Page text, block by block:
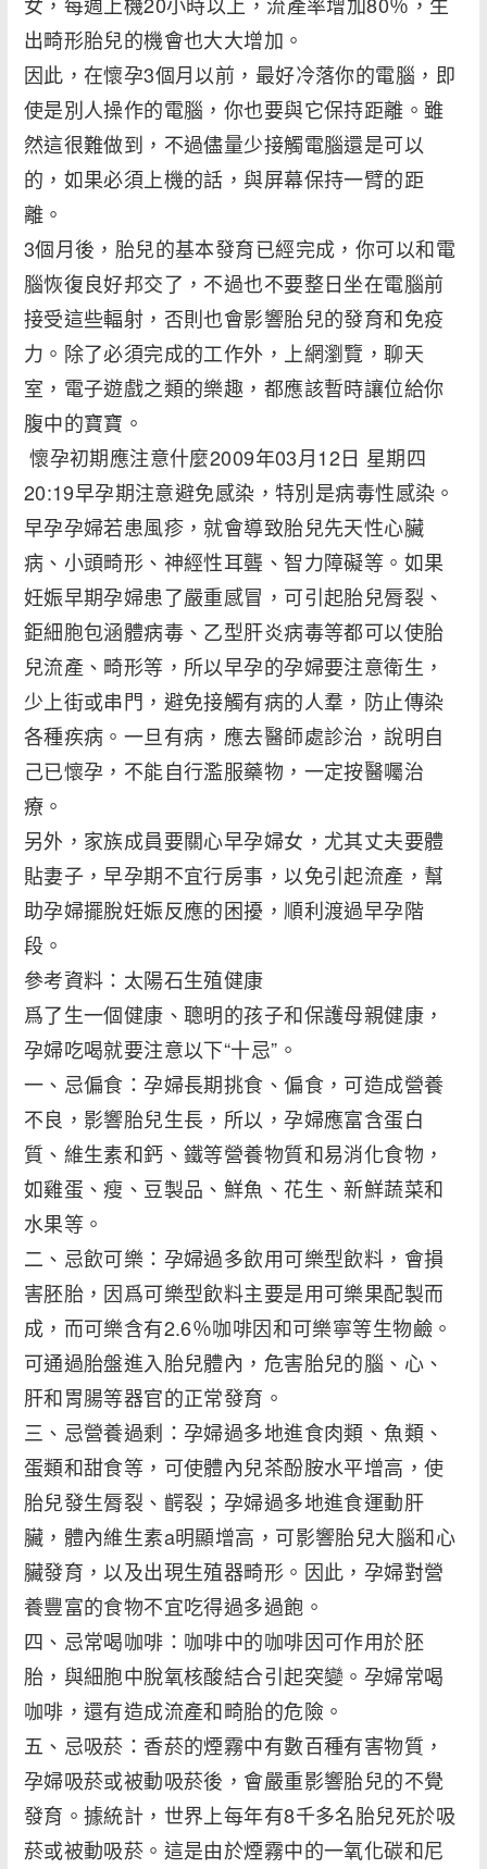
出畸形胎兒的機會也大大增加。
因此，在懷孕3個月以前，最好冷落你的電腦，即
使是別人操作的電腦，你也要與它保持距離。雖
然這很難做到，不過儘量少接觸電腦還是可以
的，如果必須上機的話，與屏幕保持一臂的距
離。
3個月後，胎兒的基本發育已經完成，你可以和電
腦恢復良好邦交了，不過也不要整日坐在電腦前
接受這些輻射，否則也會影響胎兒的發育和免疫
力。除了必須完成的工作外，上網瀏覽，聊天
室，電子遊戲之類的樂趣，都應該暫時讓位給你
腹中的寶寶。
懷孕初期應注意什麼2009年03月12日 星期四
20:19早孕期注意避免感染，特別是病毒性感染。
早孕孕婦若患風疹，就會導致胎兒先天性心臟
病、小頭畸形、神經性耳聾、智力障礙等。如果
妊娠早期孕婦患了嚴重感冒，可引起胎兒脣裂、
鉅細胞包涵體病毒、乙型肝炎病毒等都可以使胎
兒流產、畸形等，所以早孕的孕婦要注意衛生，
少上街或串門，避免接觸有病的人羣，防止傳染
各種疾病。一旦有病，應去醫師處診治，說明自
己已懷孕，不能自行濫服藥物，一定按醫囑治
療。
另外，家族成員要關心早孕婦女，尤其丈夫要體
貼妻子，早孕期不宜行房事，以免引起流產，幫
助孕婦擺脫妊娠反應的困擾，順利渡過早孕階
段。
參考資料：太陽石生殖健康
爲了生一個健康、聰明的孩子和保護母親健康，
孕婦吃喝就要注意以下“十忌”。
一、忌偏食：孕婦長期挑食、偏食，可造成營養
不良，影響胎兒生長，所以，孕婦應富含蛋白
質、維生素和鈣、鐵等營養物質和易消化食物，
如雞蛋、瘦、豆製品、鮮魚、花生、新鮮蔬菜和
水果等。
二、忌飲可樂：孕婦過多飲用可樂型飲料，會損
害胚胎，因爲可樂型飲料主要是用可樂果配製而
成，而可樂含有2.6％咖啡因和可樂寧等生物鹼。
可通過胎盤進入胎兒體內，危害胎兒的腦、心、
肝和胃腸等器官的正常發育。
三、忌營養過剩：孕婦過多地進食肉類、魚類、
蛋類和甜食等，可使體內兒茶酚胺水平增高，使
胎兒發生脣裂、齶裂；孕婦過多地進食運動肝
臟，體內維生素a明顯增高，可影響胎兒大腦和心
臟發育，以及出現生殖器畸形。因此，孕婦對營
養豐富的食物不宜吃得過多過飽。
四、忌常喝咖啡：咖啡中的咖啡因可作用於胚
胎，與細胞中脫氧核酸結合引起突變。孕婦常喝
咖啡，還有造成流產和畸胎的危險。
五、忌吸菸：香菸的煙霧中有數百種有害物質，
孕婦吸菸或被動吸菸後，會嚴重影響胎兒的不覺
發育。據統計，世界上每年有8千多名胎兒死於吸
菸或被動吸菸。這是由於煙霧中的一氧化碳和尼